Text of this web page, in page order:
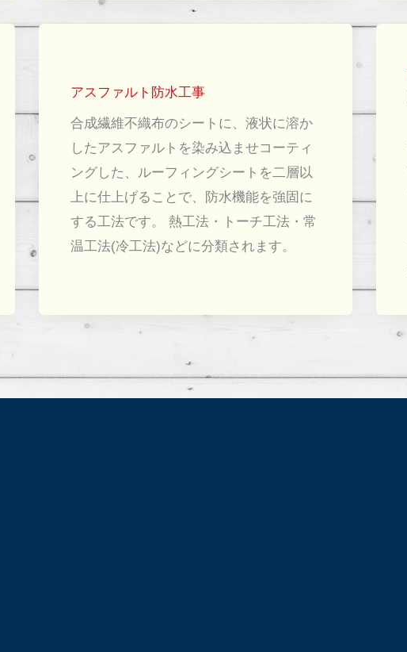
アスファルト防水工事
合成繊維不織布のシートに、液状に溶か
したアスファルトを染み込ませコーティ
ングした、ルーフィングシートを二層以
上に仕上げることで、防水機能を強固に
する工法です。 熱工法・トーチ工法・常
温工法(冷工法)などに分類されます。